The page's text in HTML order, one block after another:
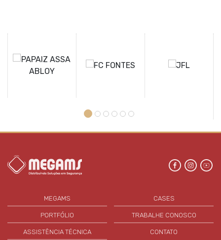
MEGAMS
PORTFÓLIO
ASSISTÊNCIA TÉCNICA
CASES
TRABALHE CONOSCO
CONTATO